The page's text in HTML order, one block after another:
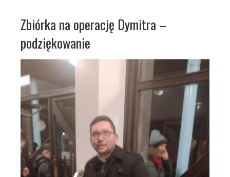
Zbiórka na operację Dymitra –
podziękowanie